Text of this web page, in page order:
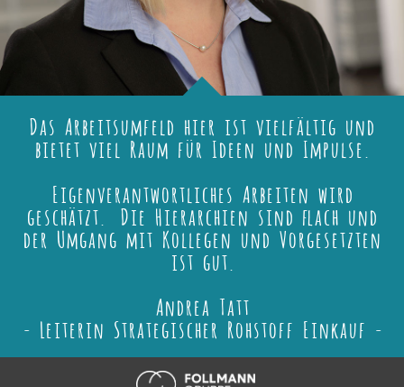
Das Arbeitsumfeld hier ist vielfältig und
bietet viel Raum für Ideen und Impulse.
Eigenverantwortliches Arbeiten wird
geschätzt. Die Hierarchien sind flach und
der Umgang mit Kollegen und Vorgesetzten
ist gut.
Andrea Tatt
- Leiterin Strategischer Rohstoff Einkauf -